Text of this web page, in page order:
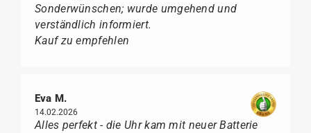
Sonderwünschen; wurde umgehend und
verständlich informiert.
Kauf zu empfehlen
Eva M.
14.02.2026
Alles perfekt - die Uhr kam mit neuer Batterie